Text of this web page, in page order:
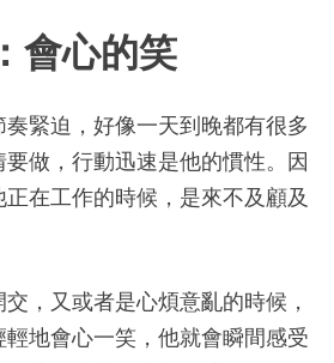
會心的笑
緊迫，好像一天到晚都有很多
做，行動迅速是他的慣性。因
在工作的時候，是來不及顧及
，又或者是心煩意亂的時候，
地會心一笑，他就會瞬間感受